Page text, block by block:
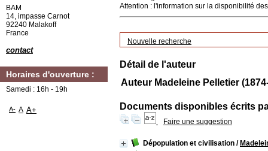
Attention : l'information sur la disponibilité
Nouvelle recherche
Détail de l'auteur
Auteur Madeleine Pelletier
Documents disponibles écrits
Faire une suggestion
Dépopulation et civilisation /
BAM
14, impasse Carnot
92240 Malakoff
France
contact
Horaires d'ouverture :
Samedi : 16h - 19h
A- A A+